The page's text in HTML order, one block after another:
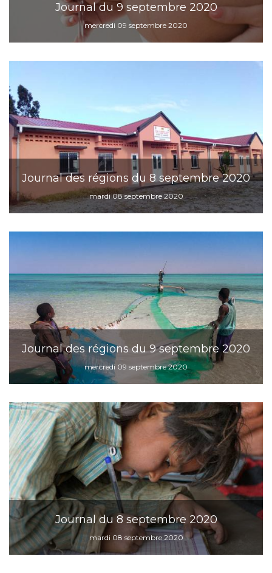
Journal du 9 septembre 2020
mercredi 09 septembre 2020
Journal des régions du 8 septembre 2020
mardi 08 septembre 2020
Journal des régions du 9 septembre 2020
mercredi 09 septembre 2020
Journal du 8 septembre 2020
mardi 08 septembre 2020